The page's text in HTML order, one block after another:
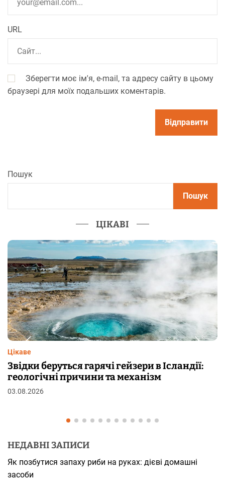
URL
Зберегти моє ім'я, e-mail, та адресу сайту в цьому
браузері для моїх подальших коментарів.
Пошук
Пошук
ЦІКАВІ
Цікаве
Чому від переляку з’являються мурашки на
шкірі: фізіологія пілоерекції
29.07.2026
НЕДАВНІ ЗАПИСИ
Як позбутися запаху риби на руках: дієві домашні
засоби